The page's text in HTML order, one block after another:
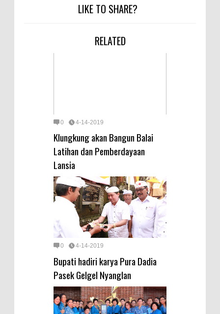
LIKE TO SHARE?
RELATED
0 4-14-2019
Klungkung akan Bangun Balai
Latihan dan Pemberdayaan
Lansia
0 4-14-2019
Bupati hadiri karya Pura Dadia
Pasek Gelgel Nyanglan